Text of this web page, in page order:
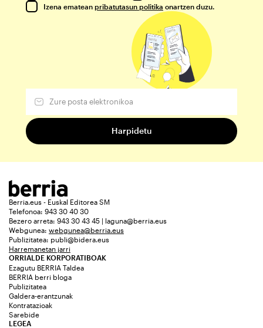
Izena ematean pribatutasun politika onartzen duzu.
Berria.eus - Euskal Editorea SM
Telefonoa: 943 30 40 30
Bezero arreta: 943 30 43 45 | laguna@berria.eus
Webgunea: webgunea@berria.eus
Publizitatea: publi@bidera.eus
Harremanetan jarri
ORRIALDE KORPORATIBOAK
Ezagutu BERRIA Taldea
BERRIA berri bloga
Publizitatea
Galdera-erantzunak
Kontratazioak
Sarebide
LEGEA